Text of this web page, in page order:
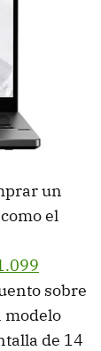
un
el
sobre
modelo
de 14